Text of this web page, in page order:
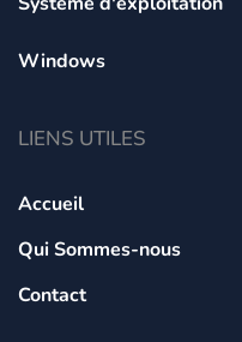
Windows
LIENS UTILES
Accueil
Qui Sommes-nous
Contact